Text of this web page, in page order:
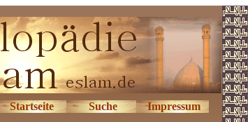
Startseite Suche Impressum